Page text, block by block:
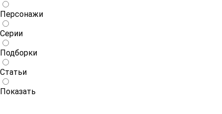
Персонажи
Серии
Подборки
Статьи
Показать